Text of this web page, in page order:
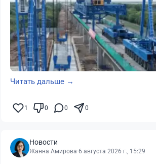
Читать дальше →
1 0 0 0
Новости
Жанна Амирова·6 августа 2026 г., 15:29